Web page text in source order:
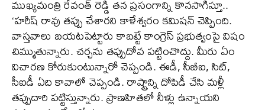
ముఖ్యమంత్రి రేవంత్ రెడ్డి తన ప్రసంగాన్ని కొనసాగిస్తూ..
‘హరీష్ రావు తప్పు చేశారని కాళేశ్వరం కమిషన్ చెప్పింది.
వాస్తవాలు బయటపెట్టారు కాబట్టే కాంగ్రెస్ ప్రభుత్వంపై విషం
చిమ్ముతున్నారు. చర్చను తప్పుదోవ పట్టించొద్దు. మీరు ఏం
విచారణ కోరుకుంటున్నారో చెప్పండి. ఈడీ, సీబీఐ, సిట్,
సీఐడీ ఏది కావాలో చెప్పండి. రాష్ట్రాన్ని దోపిడీ చేసి మళ్లీ
తప్పుదారి పట్టిస్తున్నారు. ప్రాణహితలో నీళ్లు ఉన్నాయని